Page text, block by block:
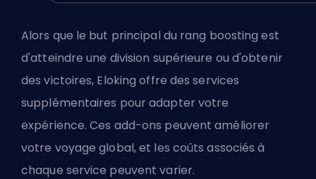
Alors que le but principal du rang boosting est
d'atteindre une division supérieure ou d'obtenir
des victoires, Eloking offre des services
supplémentaires pour adapter votre
expérience. Ces add-ons peuvent améliorer
votre voyage global, et les coûts associés à
chaque service peuvent varier.